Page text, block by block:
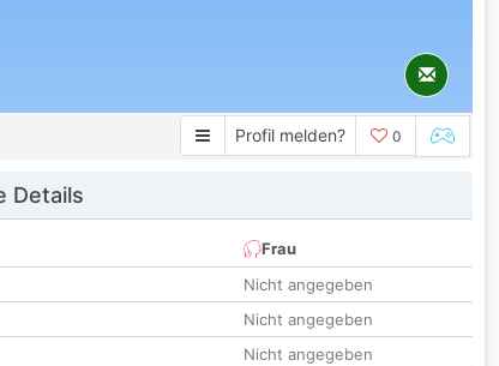
Profil melden? 0
Details
Frau
Nicht angegeben
Nicht angegeben
Nicht angegeben